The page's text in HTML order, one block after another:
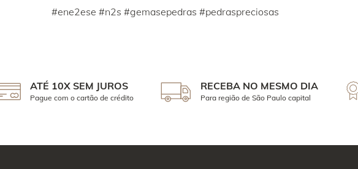
#ene2ese #n2s #gemasepedras #pedraspreciosas
ATÉ 10X SEM JUROS
Pague com o cartão de crédito
RECEBA NO MESMO DIA
Para região de São Paulo capital